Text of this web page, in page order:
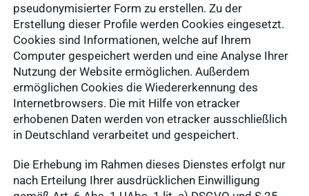
pseudonymisierter Form zu erstellen. Zu der
Erstellung dieser Profile werden Cookies eingesetzt.
Cookies sind Informationen, welche auf Ihrem
Computer gespeichert werden und eine Analyse Ihrer
Nutzung der Website ermöglichen. Außerdem
ermöglichen Cookies die Wiedererkennung des
Internetbrowsers. Die mit Hilfe von etracker
erhobenen Daten werden von etracker ausschließlich
in Deutschland verarbeitet und gespeichert.
Die Erhebung im Rahmen dieses Dienstes erfolgt nur
nach Erteilung Ihrer ausdrücklichen Einwilligung